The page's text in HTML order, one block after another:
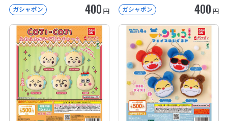
ガシャポン 400 円 ガシャポン 400 円